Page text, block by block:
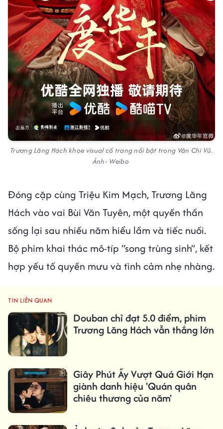
Trương Lăng Hách khoe visual cổ trang nổi bật trong Vân Chi Vũ.
Ảnh: Weibo
Đóng cặp cùng Triệu Kim Mạch, Trương Lăng
Hách vào vai Bùi Văn Tuyên, một quyền thần
sống lại sau nhiều năm hiểu lầm và tiếc nuối.
Bộ phim khai thác mô-típ “song trùng sinh”, kết
hợp yếu tố quyền mưu và tình cảm nhẹ nhàng.
TIN LIÊN QUAN
Douban chỉ đạt 5.0 điểm, phim
Trương Lăng Hách vẫn thắng lớn
Giây Phút Ấy Vượt Quá Giới Hạn
giành danh hiệu 'Quán quân
chiêu thương của năm'